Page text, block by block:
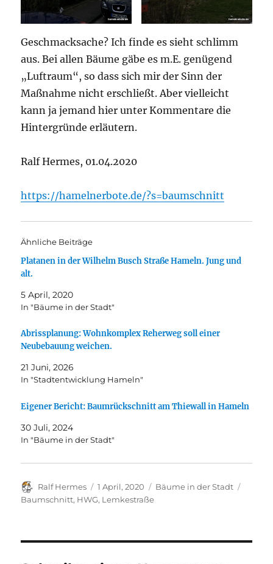
Geschmacksache? Ich finde es sieht schlimm
aus. Bei allen Bäume gäbe es m.E. genügend
„Luftraum“, so dass sich mir der Sinn der
Maßnahme nicht erschließt. Aber vielleicht
kann ja jemand hier unter Kommentare die
Hintergründe erläutern.
Ralf Hermes, 01.04.2020
https://hamelnerbote.de/?s=baumschnitt
Ähnliche Beiträge
Platanen in der Wilhelm Busch Straße Hameln. Jung und
alt.
5 April, 2020
In "Bäume in der Stadt"
Abrissplanung: Wohnkomplex Reherweg soll einer
Neubebauung weichen.
21 Juni, 2026
In "Stadtentwicklung Hameln"
Eigener Bericht: Baumrückschnitt am Thiewall in Hameln
30 Juli, 2024
In "Bäume in der Stadt"
Autor
Ralf Hermes
Veröffentlicht
am
1 April, 2020 Kategorien
Bäume in der Stadt
Baumschnitt, HWG, Lemkestraße